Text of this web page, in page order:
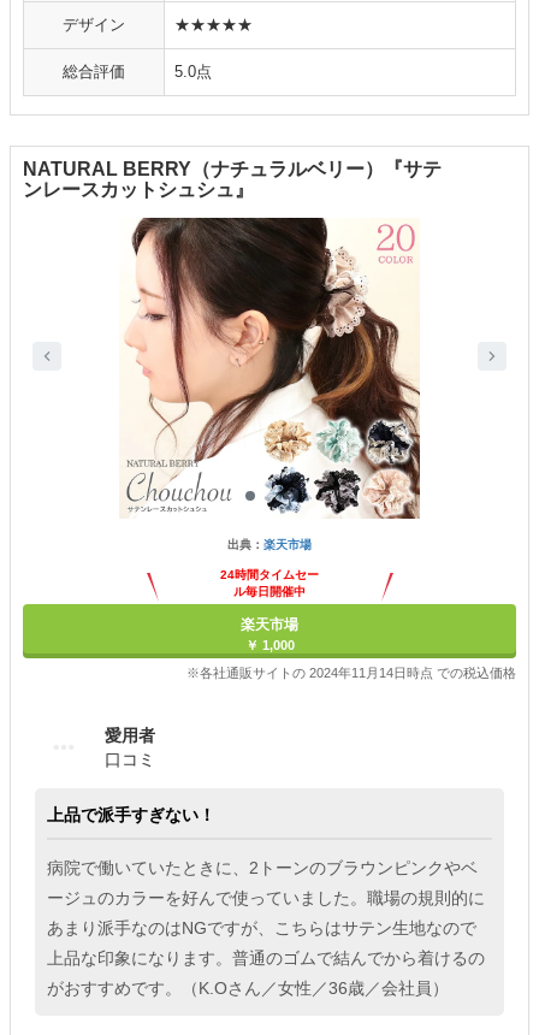
デザイン ★★★★★
総合評価 5.0点
NATURAL BERRY（ナチュラルベリー）『サテ
ンレースカットシュシュ』
出典： 楽天市場
24時間タイムセー
ル毎日開催中
楽天市場
￥ 1,000
※各社通販サイトの 2024年11月14日時点 での税込価格
愛用者
口コミ
上品で派手すぎない！
病院で働いていたときに、2トーンのブラウンピンクやベ
ージュのカラーを好んで使っていました。職場の規則的に
あまり派手なのはNGですが、こちらはサテン生地なので
上品な印象になります。普通のゴムで結んでから着けるの
がおすすめです。（K.Oさん／女性／36歳／会社員）